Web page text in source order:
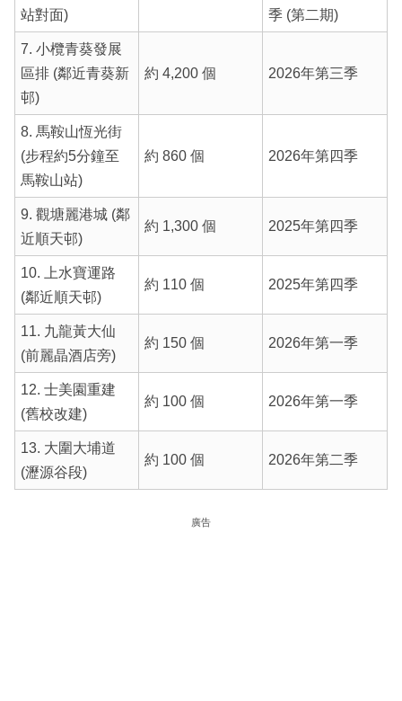
站對面)
季 (第二期)
7. 小欖青葵發展
區排 (鄰近青葵新
邨)
約 4,200 個 2026年第三季
8. 馬鞍山恆光街
(步程約5分鐘至
馬鞍山站)
約 860 個 2026年第四季
9. 觀塘麗港城 (鄰
近順天邨)
約 1,300 個 2025年第四季
10. 上水寶運路
(鄰近順天邨)
約 110 個 2025年第四季
11. 九龍黃大仙
(前麗晶酒店旁)
約 150 個 2026年第一季
12. 士美園重建
(舊校改建)
約 100 個 2026年第一季
13. 大圍大埔道
(瀝源谷段)
約 100 個 2026年第二季
廣告